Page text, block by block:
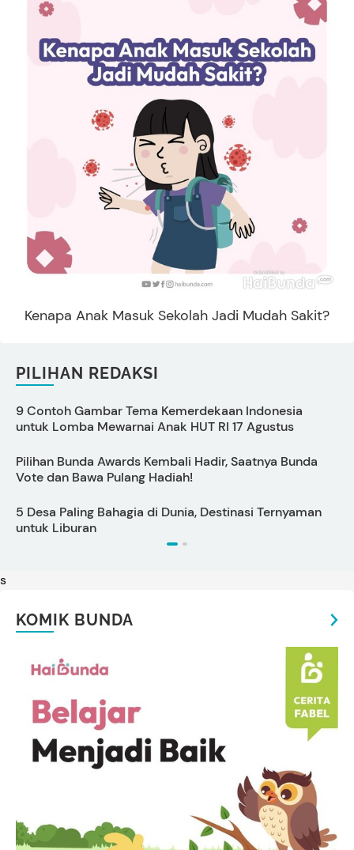
Kenapa Anak Masuk Sekolah Jadi Mudah Sakit?
PILIHAN REDAKSI
9 Contoh Gambar Tema Kemerdekaan Indonesia
untuk Lomba Mewarnai Anak HUT RI 17 Agustus
Pilihan Bunda Awards Kembali Hadir, Saatnya Bunda
Vote dan Bawa Pulang Hadiah!
5 Desa Paling Bahagia di Dunia, Destinasi Ternyaman
untuk Liburan
s
KOMIK BUNDA